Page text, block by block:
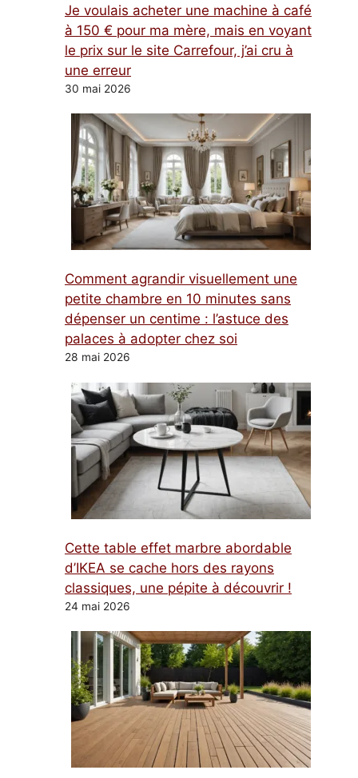
Je voulais acheter une machine à café
à 150 € pour ma mère, mais en voyant
le prix sur le site Carrefour, j’ai cru à
une erreur
30 mai 2026
Comment agrandir visuellement une
petite chambre en 10 minutes sans
dépenser un centime : l’astuce des
palaces à adopter chez soi
28 mai 2026
Cette table effet marbre abordable
d’IKEA se cache hors des rayons
classiques, une pépite à découvrir !
24 mai 2026